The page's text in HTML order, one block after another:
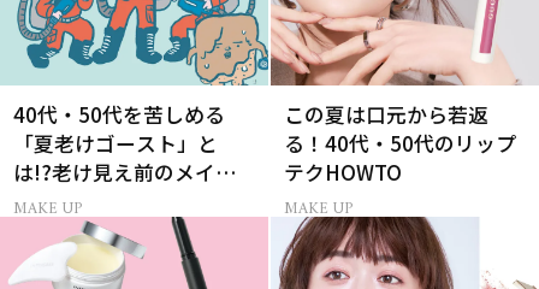
40代・50代を苦しめる
「夏老けゴースト」と
は!?老け見え前のメイク
くずれ＆くすみ対策
MAKE UP
この夏は口元から若返
る！40代・50代のリップ
テクHOWTO
MAKE UP